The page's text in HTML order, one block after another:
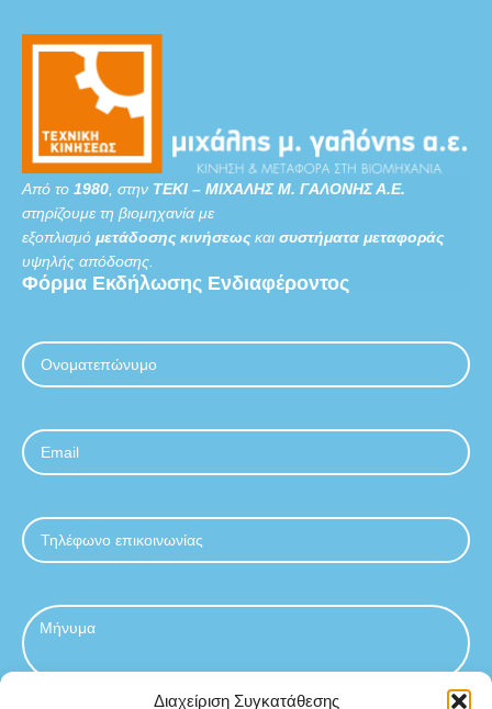
Διαχείριση Συγκατάθεσης
Από το 1980 , στην ΤΕΚΙ – ΜΙΧΑΛΗΣ Μ. ΓΑΛΟΝΗΣ Α.Ε.
στηρίζουμε τη βιομηχανία με
εξοπλισμό μετάδοσης κινήσεως και συστήματα μεταφοράς
υψηλής απόδοσης.
Φόρμα Εκδήλωσης Ενδιαφέροντος